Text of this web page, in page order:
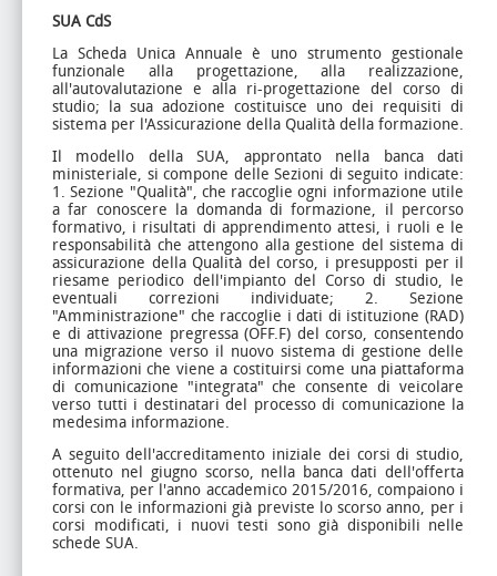
SUA CdS
La Scheda Unica Annuale è uno strumento gestionale
funzionale alla progettazione, alla realizzazione,
all'autovalutazione e alla ri-progettazione del corso di
studio; la sua adozione costituisce uno dei requisiti di
sistema per l'Assicurazione della Qualità della formazione.
Il modello della SUA, approntato nella banca dati
ministeriale, si compone delle Sezioni di seguito indicate:
1. Sezione "Qualità", che raccoglie ogni informazione utile
a far conoscere la domanda di formazione, il percorso
formativo, i risultati di apprendimento attesi, i ruoli e le
responsabilità che attengono alla gestione del sistema di
assicurazione della Qualità del corso, i presupposti per il
riesame periodico dell'impianto del Corso di studio, le
eventuali correzioni individuate; 2. Sezione
"Amministrazione" che raccoglie i dati di istituzione (RAD)
e di attivazione pregressa (OFF.F) del corso, consentendo
una migrazione verso il nuovo sistema di gestione delle
informazioni che viene a costituirsi come una piattaforma
di comunicazione "integrata" che consente di veicolare
verso tutti i destinatari del processo di comunicazione la
medesima informazione.
A seguito dell'accreditamento iniziale dei corsi di studio,
ottenuto nel giugno scorso, nella banca dati dell'offerta
formativa, per l'anno accademico 2015/2016, compaiono i
corsi con le informazioni già previste lo scorso anno, per i
corsi modificati, i nuovi testi sono già disponibili nelle
schede SUA.